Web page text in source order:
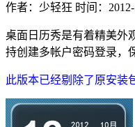
作者：少轻狂 时间：
桌面日历秀是有着精美外
持创建多帐户密码登录，
此版本已经剔除了原安装